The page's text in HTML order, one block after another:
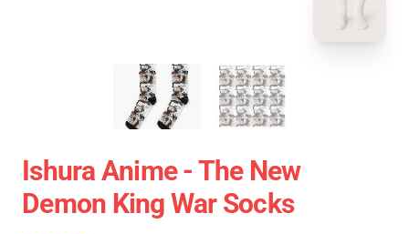
Ishura Anime - The New
Demon King War Socks